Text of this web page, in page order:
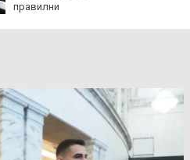
правилни